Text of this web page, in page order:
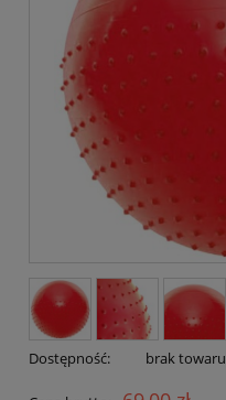
Dostępność: brak towaru